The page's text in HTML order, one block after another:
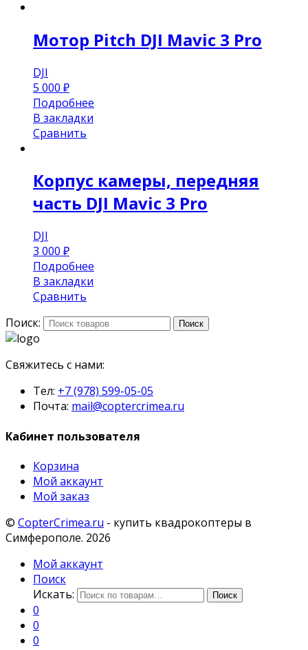
Мотор Pitch DJI Mavic 3 Pro
DJI
5 000 ₽
Подробнее
В закладки
Сравнить
Корпус камеры, передняя
часть DJI Mavic 3 Pro
DJI
3 000 ₽
Подробнее
В закладки
Сравнить
Поиск:
Поиск
Свяжитесь с нами:
Тел: +7 (978) 599-05-05
Почта: mail@coptercrimea.ru
Кабинет пользователя
Корзина
Мой аккаунт
Мой заказ
© CopterCrimea.ru - купить квадрокоптеры в
Симферополе. 2026
Мой аккаунт
Поиск
Искать:
Поиск
0
0
0